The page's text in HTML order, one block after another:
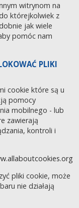
witrynom na
którejkolwiek z
jak wiele
pomóc nam
PLIKI
cookie które są u
pomocy
mobilnego - lub
zawierają
kontroli i
pliki cookie, może
nie działają